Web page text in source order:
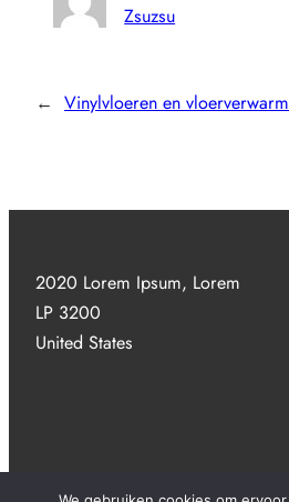
Zsuzsu
← Vinylvloeren en
2020 Lorem Ipsum, Lorem
LP 3200
United States